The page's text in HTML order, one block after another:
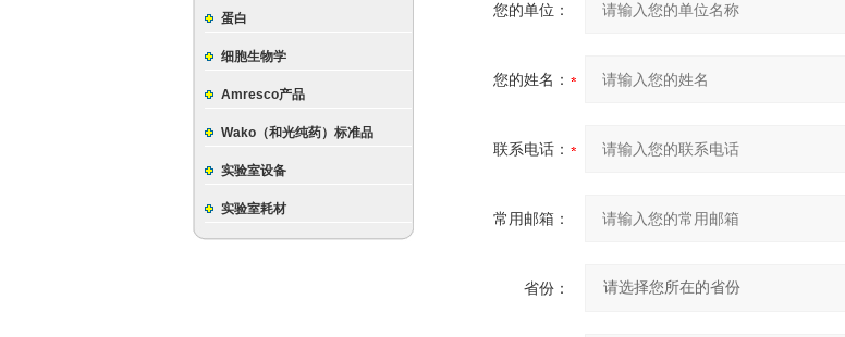
蛋白
细胞生物学
Amresco产品
Wako（和光纯药）标准品
实验室设备
实验室耗材
您的单位：
您的姓名：
联系电话：
常用邮箱：
省份：